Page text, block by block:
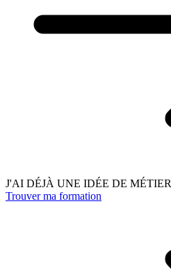
J'AI DÉJÀ UNE IDÉE DE MÉTIER
Trouver ma formation